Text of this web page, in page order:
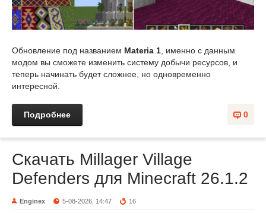
Обновление под названием Materia 1 , именно с данным
модом вы сможете изменить систему добычи ресурсов, и
теперь начинать будет сложнее, но одновременно
интересной.
0
Подробнее
Скачать Millager Village
Defenders для Minecraft 26.1.2
Enginex 5-08-2026, 14:47 16